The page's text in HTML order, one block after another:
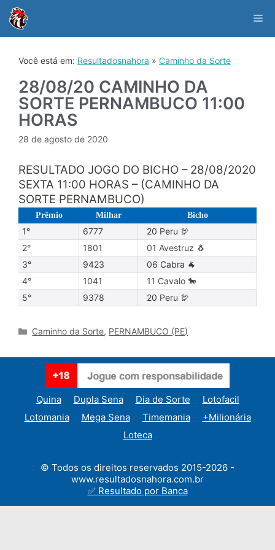
content
Você está em: Resultadosnahora » Caminho da Sorte
28/08/20 CAMINHO DA
SORTE PERNAMBUCO 11:00
HORAS
28 de agosto de 2020
RESULTADO JOGO DO BICHO – 28/08/2020
SEXTA 11:00 HORAS – (CAMINHO DA
SORTE PERNAMBUCO)
Prêmio Milhar Bicho
1° 6777
20 Peru 🦃
2°
1801
01 Avestruz 🐧
3°
9423
06 Cabra 🐐
4°
1041
11 Cavalo 🐎
5°
9378 20 Peru 🦃
Categories
Caminho da Sorte, PERNAMBUCO (PE)
Quina Dupla Sena Dia de Sorte
Lotofacil
Lotomania
Mega Sena Timemania
+Milionária
Loteca
© Todos os direitos reservados 2015-2026 -
www.resultadosnahora.com.br
✅ Resultado por Banca